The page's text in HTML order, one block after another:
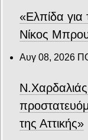
«Ελπίδα
Νίκος
Αυγ 08, 2026
της Αττικής»